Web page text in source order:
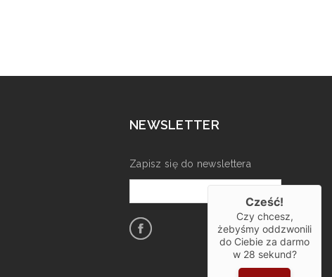
NEWSLETTER
Zapisz się do newslettera
Cześć!
Czy chcesz,
żebyśmy oddzwonili
do Ciebie za darmo
w 28 sekund?